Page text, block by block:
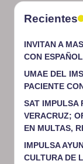
Recientes
INVITAN A
CON
UMAE DEL
PACIENTE
SAT IMPULSA
VERACRUZ;
EN MULTAS,
IMPULSA
CULTURA DE